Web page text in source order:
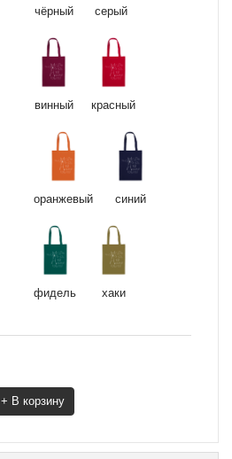
чёрный серый
винный красный
оранжевый синий
фидель хаки
+ В корзину